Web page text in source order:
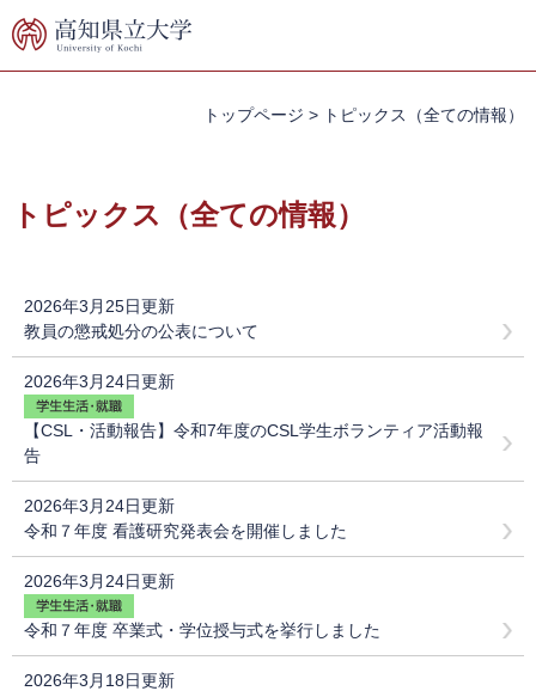
ー
ニ
トップページ > トピックス（全ての情報）
文トピックス（全ての情報）
2026年3月25日更新
教員の懲戒処分の公表について
2026年3月24日更新
【CSL・活動報告】令和7年度のCSL学生ボランティア活動報
告
2026年3月24日更新
令和７年度 看護研究発表会を開催しました
2026年3月24日更新
令和７年度 卒業式・学位授与式を挙行しました
2026年3月18日更新